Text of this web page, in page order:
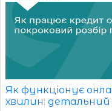
Як функціонує
хвилин: детальний